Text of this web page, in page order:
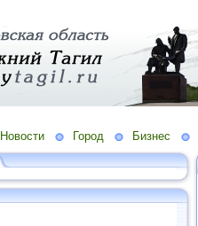
Новости Город Бизнес